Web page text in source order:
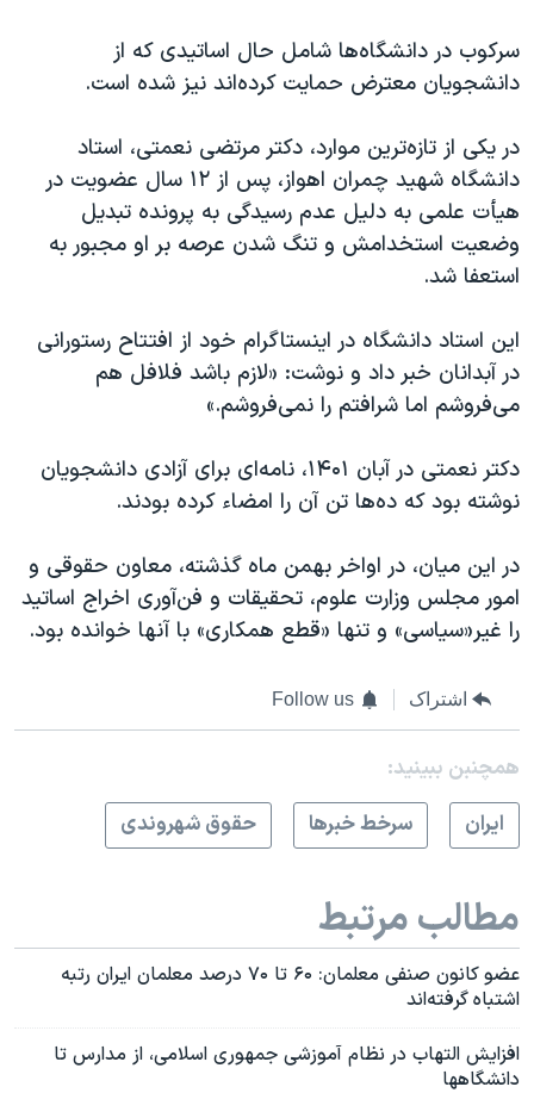
سرکوب در دانشگاه‌ها شامل حال اساتیدی که از
دانشجویان معترض حمایت کرده‌اند نیز شده است.
در یکی از تازه‌ترین موارد، دکتر مرتضی نعمتی، استاد
دانشگاه شهید چمران اهواز، پس از ۱۲ سال عضویت در
هیأت علمی به دلیل عدم رسیدگی به پرونده تبدیل
وضعیت استخدامش و تنگ شدن عرصه بر او مجبور به
استعفا شد.
این استاد دانشگاه در اینستاگرام خود از افتتاح رستورانی
در آبدانان خبر داد و نوشت: «لازم باشد فلافل هم
می‌فروشم‌ اما شرافتم را نمی‌فروشم.»
دکتر نعمتی در آبان ۱۴۰۱، نامه‌ای برای آزادی دانشجویان
نوشته بود که ده‌ها تن آن را امضاء کرده بودند.
در این میان، در اواخر بهمن ماه گذشته، معاون حقوقی و
امور مجلس وزارت علوم، تحقیقات و فن‌آوری اخراج‌ اساتید
را غیر«سیاسی» و تنها «قطع همکاری» با آنها خوانده بود.
اشتراک Follow us
همچنبن ببینید:
ايران
سرخط خبرها حقوق شهروندی
مطالب مرتبط
عضو کانون صنفی معلمان: ۶۰ تا ۷۰ درصد معلمان ایران رتبه
اشتباه گرفته‌اند
افزایش التهاب در نظام آموزشی جمهوری اسلامی، از مدارس تا
دانشگاهها